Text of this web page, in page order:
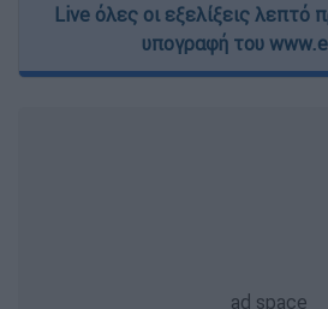
Live όλες οι εξελίξεις λεπτό
υπογραφή του